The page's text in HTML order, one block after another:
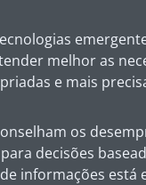
melhor as
e mais
os
decisões
informações